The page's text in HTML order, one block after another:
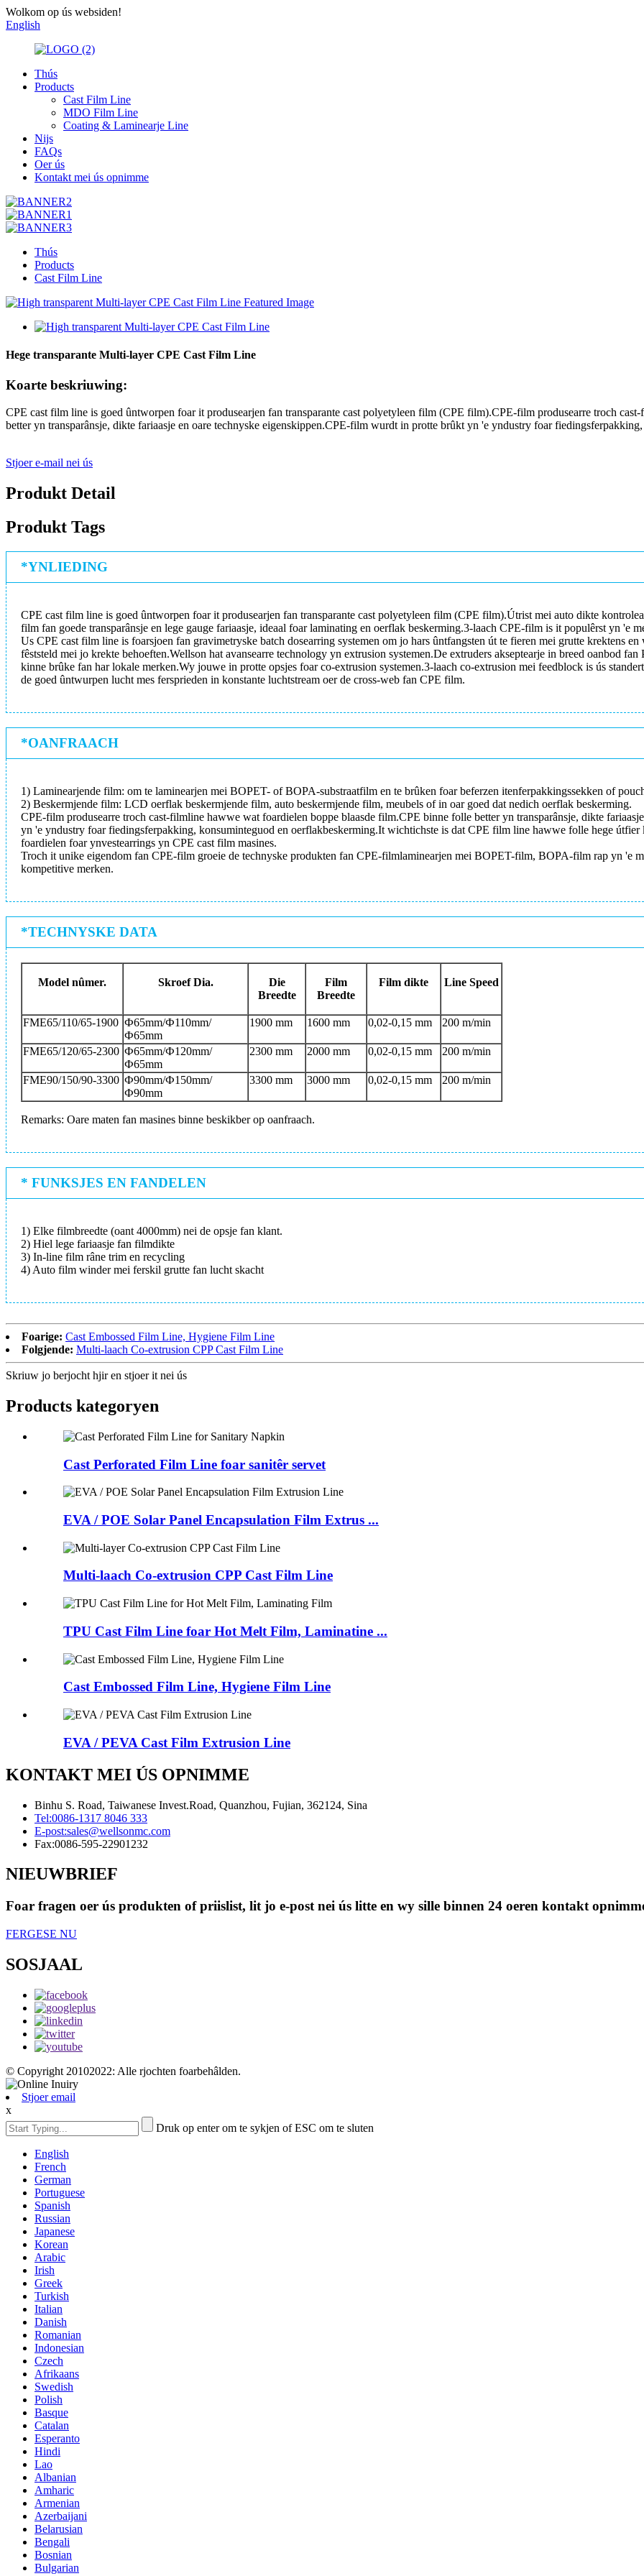
Wolkom op ús websiden!
English
Thús
Products
Cast Film Line
MDO Film Line
Coating & Laminearje Line
Nijs
FAQs
Oer ús
Kontakt mei ús opnimme
Thús
Products
Cast Film Line
Hege transparante Multi-layer CPE Cast Film Line
Koarte beskriuwing:
CPE cast film line is goed ûntworpen foar it produsearjen fan transparante cast polyetyleen film (CPE film).CPE-film produsearre troch
better yn transparânsje, dikte fariaasje en oare technyske eigenskippen.CPE-film wurdt in protte brûkt yn 'e yndustry foar
Stjoer e-mail nei ús
Produkt Detail
Produkt Tags
*YNLIEDING
CPE cast film line is goed ûntworpen foar it produsearjen fan transparante cast polyetyleen film (CPE film).Útrist mei auto dikte
film fan goede transparânsje en lege gauge fariaasje, ideaal foar laminating en oerflak beskerming.3-laach CPE-film is it populêrst yn 'e
Us CPE cast film line is foarsjoen fan gravimetryske batch dosearring systemen om jo hars ûntfangsten út te fieren mei grutte krektens
fêststeld mei jo krekte behoeften.Wellson hat avansearre technology yn extrusion systemen.De extruders akseptearje in breed oanbod
kinne brûke fan har lokale merken.Wy jouwe in protte opsjes foar co-extrusion systemen.3-laach co-extrusion mei feedblock is ús
de goed ûntwurpen lucht mes fersprieden in konstante luchtstream oer de cross-web fan CPE film.
*OANFRAACH
1) Laminearjende film: om te laminearjen mei BOPET- of BOPA-substraatfilm en te brûken foar beferzen itenferpakkingssekken of
2) Beskermjende film: LCD oerflak beskermjende film, auto beskermjende film, meubels of in oar goed dat nedich oerflak beskerming.
CPE-film produsearre troch cast-filmline hawwe wat foardielen boppe blaasde film.CPE binne folle better yn transparânsje, dikte
yn 'e yndustry foar fiedingsferpakking, konsuminteguod en oerflakbeskerming.It wichtichste is dat CPE film line hawwe folle hege
foardielen foar ynvestearrings yn CPE cast film masines.
Troch it unike eigendom fan CPE-film groeie de technyske produkten fan CPE-filmlaminearjen mei BOPET-film, BOPA-film rap yn 'e
kompetitive merken.
*TECHNYSKE DATA
Model nûmer. Skroef Dia.
Die
Breedte
Film
Breedte
Film dikte Line Speed
FME65/110/65-1900 Ф65mm/Ф110mm/
Ф65mm
1900 mm 1600 mm 0,02-0,15 mm 200 m/min
FME65/120/65-2300 Ф65mm/Ф120mm/
Ф65mm
2300 mm 2000 mm 0,02-0,15 mm 200 m/min
FME90/150/90-3300 Ф90mm/Ф150mm/
Ф90mm
3300 mm 3000 mm 0,02-0,15 mm 200 m/min
Remarks: Oare maten fan masines binne beskikber op oanfraach.
* FUNKSJES EN FANDELEN
1) Elke filmbreedte (oant 4000mm) nei de opsje fan klant.
2) Hiel lege fariaasje fan filmdikte
3) In-line film râne trim en recycling
4) Auto film winder mei ferskil grutte fan lucht skacht
Foarige: Cast Embossed Film Line, Hygiene Film Line
Folgjende: Multi-laach Co-extrusion CPP Cast Film Line
Skriuw jo berjocht hjir en stjoer it nei ús
Products kategoryen
Cast Perforated Film Line foar sanitêr servet
EVA / POE Solar Panel Encapsulation Film Extrus ...
Multi-laach Co-extrusion CPP Cast Film Line
TPU Cast Film Line foar Hot Melt Film, Laminatine ...
Cast Embossed Film Line, Hygiene Film Line
EVA / PEVA Cast Film Extrusion Line
KONTAKT MEI ÚS OPNIMME
Binhu S. Road, Taiwanese Invest.Road, Quanzhou, Fujian, 362124, Sina
Tel:0086-1317 8046 333
E-post:sales@wellsonmc.com
Fax:0086-595-22901232
NIEUWBRIEF
Foar fragen oer ús produkten of priislist, lit jo e-post nei ús litte en wy sille binnen 24 oeren kontakt
FERGESE NU
SOSJAAL
© Copyright 20102022: Alle rjochten foarbehâlden.
Stjoer email
x
Druk op enter om te sykjen of ESC om te sluten
English
French
German
Portuguese
Spanish
Russian
Japanese
Korean
Arabic
Irish
Greek
Turkish
Italian
Danish
Romanian
Indonesian
Czech
Afrikaans
Swedish
Polish
Basque
Catalan
Esperanto
Hindi
Lao
Albanian
Amharic
Armenian
Azerbaijani
Belarusian
Bengali
Bosnian
Bulgarian